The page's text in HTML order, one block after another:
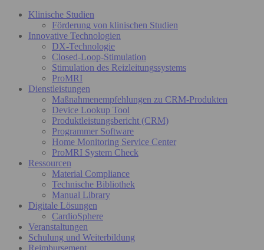
Klinische Studien
Förderung von klinischen Studien
Innovative Technologien
DX-Technologie
Closed-Loop-Stimulation
Stimulation des Reizleitungssystems
ProMRI
Dienstleistungen
Maßnahmenempfehlungen zu CRM-Produkten
Device Lookup Tool
Produktleistungsbericht (CRM)
Programmer Software
Home Monitoring Service Center
ProMRI System Check
Ressourcen
Material Compliance
Technische Bibliothek
Manual Library
Digitale Lösungen
CardioSphere
Veranstaltungen
Schulung und Weiterbildung
Reimbursement